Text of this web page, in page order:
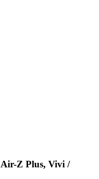
Z Plus, Vivi /